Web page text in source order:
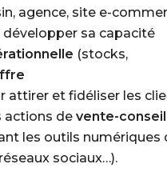
agence, site e-
sa capacité
(stocks,
attirer et fidéliser les
actions de vente-conseil
les outils numériques
sociaux…).